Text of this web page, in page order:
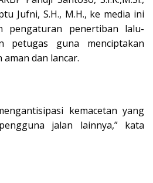
Jufni, S.H., M.H., ke media ini
pengaturan penertiban lalu-
petugas guna menciptakan
dan lancar.
kemacetan yang
jalan lainnya,” kata